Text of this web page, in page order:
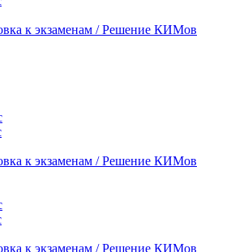
к экзаменам / Решение КИМов
к экзаменам / Решение КИМов
к экзаменам / Решение КИМов